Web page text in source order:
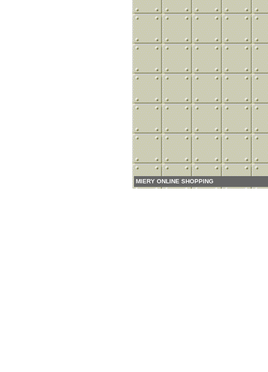
MIERY ONLINE SHOPPING